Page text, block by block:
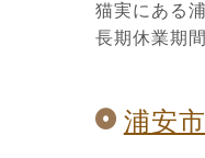
猫実にある
長期休業期
浦安